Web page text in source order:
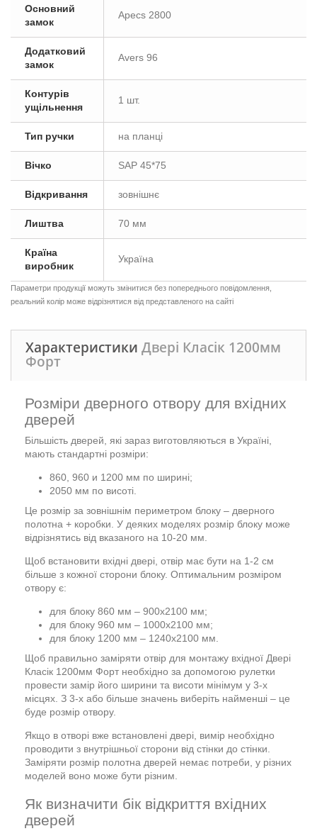
Основний
замок
Apecs 2800
Додатковий
замок
Avers 96
Контурів
ущільнення
1 шт.
Тип ручки на планці
Вічко SAP 45*75
Відкривання зовнішнє
Лиштва 70 мм
Країна
виробник
Україна
Параметри продукції можуть змінитися без попереднього повідомлення,
реальний колір може відрізнятися від представленого на сайті
Характеристики Двері Класік 1200мм
Форт
Розміри дверного отвору для вхідних
дверей
Більшість дверей, які зараз виготовляються в Україні,
мають стандартні розміри:
860, 960 и 1200 мм по ширині;
2050 мм по висоті.
Це розмір за зовнішнім периметром блоку – дверного
полотна + коробки. У деяких моделях розмір блоку може
відрізнятись від вказаного на 10-20 мм.
Щоб встановити вхідні двері, отвір має бути на 1-2 см
більше з кожної сторони блоку. Оптимальним розміром
отвору є:
для блоку 860 мм – 900х2100 мм;
для блоку 960 мм – 1000х2100 мм;
для блоку 1200 мм – 1240х2100 мм.
Щоб правильно заміряти отвір для монтажу вхідної Двері
Класік 1200мм Форт необхідно за допомогою рулетки
провести замір його ширини та висоти мінімум у 3-х
місцях. З 3-х або більше значень виберіть найменші – це
буде розмір отвору.
Якщо в отворі вже встановлені двері, вимір необхідно
проводити з внутрішньої сторони від стінки до стінки.
Заміряти розмір полотна дверей немає потреби, у різних
моделей воно може бути різним.
Як визначити бік відкриття вхідних
дверей